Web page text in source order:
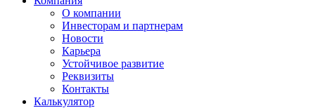
О компании
Инвесторам и партнерам
Новости
Карьера
Устойчивое развитие
Реквизиты
Контакты
Калькулятор